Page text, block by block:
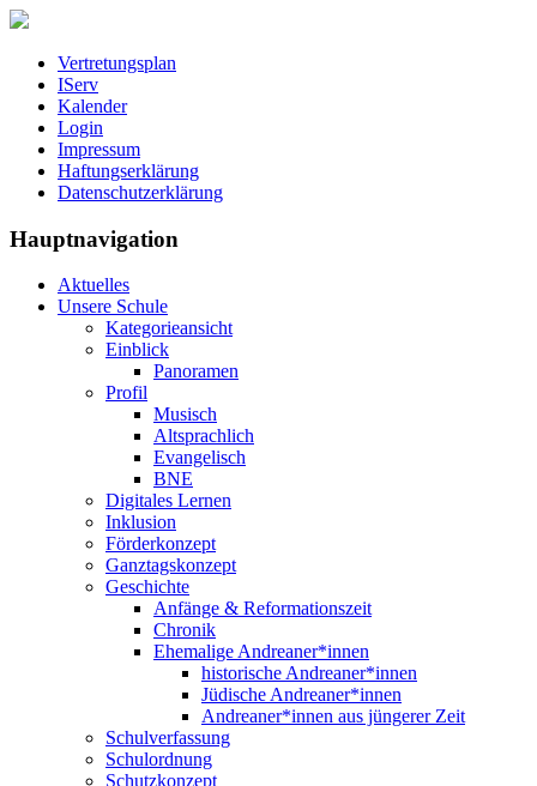
Vertretungsplan
IServ
Kalender
Login
Impressum
Haftungserklärung
Datenschutzerklärung
Hauptnavigation
Aktuelles
Unsere Schule
Kategorieansicht
Einblick
Panoramen
Profil
Musisch
Altsprachlich
Evangelisch
BNE
Digitales Lernen
Inklusion
Förderkonzept
Ganztagskonzept
Geschichte
Anfänge & Reformationszeit
Chronik
Ehemalige Andreaner*innen
historische Andreaner*innen
Jüdische Andreaner*innen
Andreaner*innen aus jüngerer Zeit
Schulverfassung
Schulordnung
Schutzkonzept